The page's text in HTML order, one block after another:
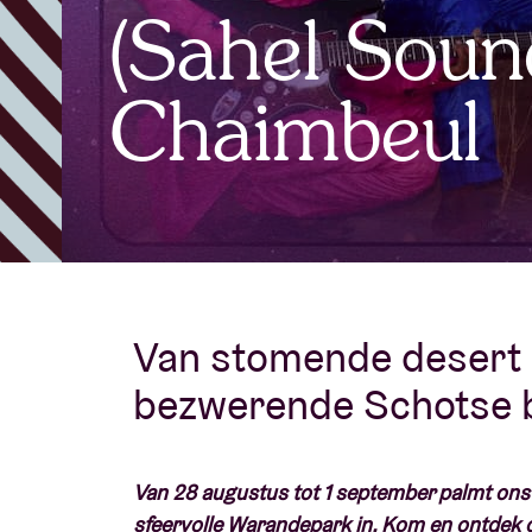
AB ❤ you
(Sahel
Chaimbeul
Van stomende
bezwerende Schotse
Van 28 augustus tot 1 september palmt
sfeervolle Warandepark in. Kom en